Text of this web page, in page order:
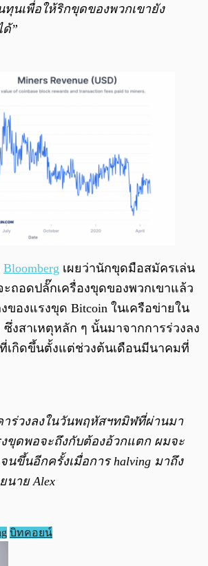
ทุนเพื่อให้ริกขุดของพวกเขายัง
ด้”
Bloomberg เผยว่านักขุดมือสมัครเล่น
ถอดปลั๊กเครื่องขุดของพวกเขาแล้ว
ของแรงขุด Bitcoin ในเครือข่ายใน
งสาเหตุหลัก ๆ นั้นมาจากการร่วงลง
เกิดขึ้นตั้งแต่ช่วงต้นเดือนมีนาคมที่
าร่วงลงในวันพฤหัสฯทมิฬที่ผ่านมา
ขุดพอจะถึงกับต้องอ้วกแตก ผมจะ
นขึ้นอีกครั้งเมื่อการ halving มาถึง
นาย Alex
บิทคอยน์